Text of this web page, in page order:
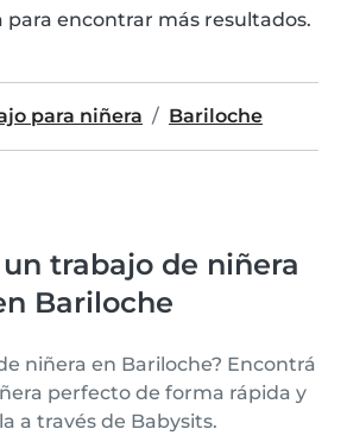
para encontrar más resultados.
para niñera Bariloche
trabajo de niñera
Bariloche
niñera en Bariloche? Encontrá
perfecto de forma rápida y
a través de Babysits.